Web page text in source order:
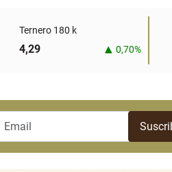
Ternero 180 k
4,29 0,70%